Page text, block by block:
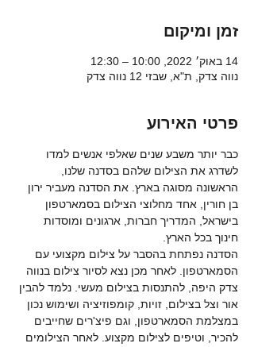
זמן ומיקום
14 באוק׳ 2022, 10:00 – 12:30
נווה צדק, ת"א, שבזי 12 נווה צדק
פרטי האירוע
כבר יותר משבע שנים שאלפי אנשים למדו
לשדרג את הצילום שלהם בסדנה שלנו,
הראשונה מסוגה בארץ. את הסדנה מעביר ירון
בן חורין, אחד מחלוצי הצילום בסמארטפון
בישראל, המדריך חברות, ארגונים ומוסדות
חינוך בכל הארץ.
הסדנה נפתחת בהסבר על צילום מקצועי עם
הסמארטפון. לאחר מכן נצא לסיור צילום בנווה
צדק היפה, להתנסות בצילום מעשי. נלמד להבין
אור וצל בצילום, זויות, קומפוזיציה ושימוש נכון
במצלמת הסמארטפון, וגם פיצ'רים שחייבים
להכיר, וטיפים לצילום מקצוע. לאחר הצילומים